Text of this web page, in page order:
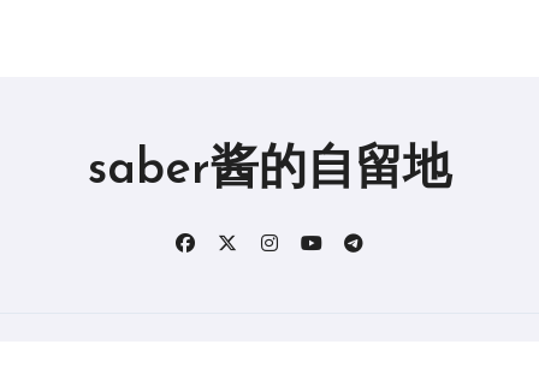
saber酱的自留地